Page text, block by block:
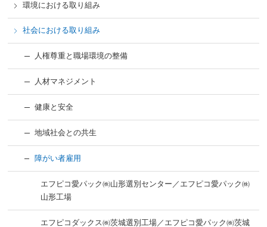
環境における取り組み
社会における取り組み
人権尊重と職場環境の整備
人材マネジメント
健康と安全
地域社会との共生
障がい者雇用
エフピコ愛パック㈱山形選別センター／エフピコ愛パック㈱
山形工場
エフピコダックス㈱茨城選別工場／エフピコ愛パック㈱茨城